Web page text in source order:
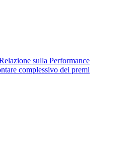
sulla Performance
complessivo dei premi